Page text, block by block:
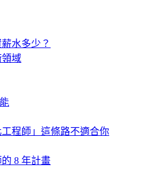
水多少？
領域
程師」這條路不適合你
8 年計畫